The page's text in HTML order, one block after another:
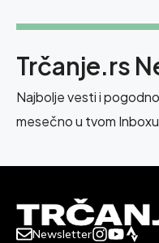
Trčanje.rs
Najbolje vesti i
mesečno u tvom
Newsletter